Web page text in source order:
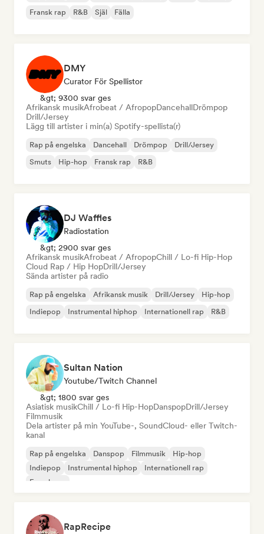
Fransk rap
R&B Själ Fälla
DMY
Curator För Spellistor
&gt; 9300 svar ges
Afrikansk musikAfrobeat / AfropopDancehallDrömpop
Drill/Jersey
Lägg till artister i min(a) Spotify-spellista(r)
Rap på engelska Dancehall Drömpop
Drill/Jersey
Smuts
Hip-hop Fransk rap R&B
DJ Waffles
Radiostation
&gt; 2900 svar ges
Afrikansk musikAfrobeat / AfropopChill / Lo-fi Hip-Hop
Cloud Rap / Hip HopDrill/Jersey
Sända artister på radio
Rap på engelska Afrikansk musik Drill/Jersey
Hip-hop
Indiepop
Instrumental hiphop Internationell rap R&B
Sultan Nation
Youtube/Twitch Channel
&gt; 1800 svar ges
Asiatisk musikChill / Lo-fi Hip-HopDanspopDrill/Jersey
Filmmusik
Dela artister på min YouTube-, SoundCloud- eller Twitch-
kanal
Rap på engelska Danspop Filmmusik
Hip-hop
Indiepop
Instrumental hiphop
Internationell rap
Fransk rap
RapRecipe